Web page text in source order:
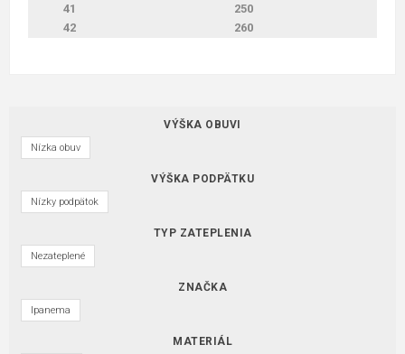
41
250
42
260
VÝŠKA OBUVI
Nízka obuv
VÝŠKA PODPÄTKU
Nízky podpätok
TYP ZATEPLENIA
Nezateplené
ZNAČKA
Ipanema
MATERIÁL